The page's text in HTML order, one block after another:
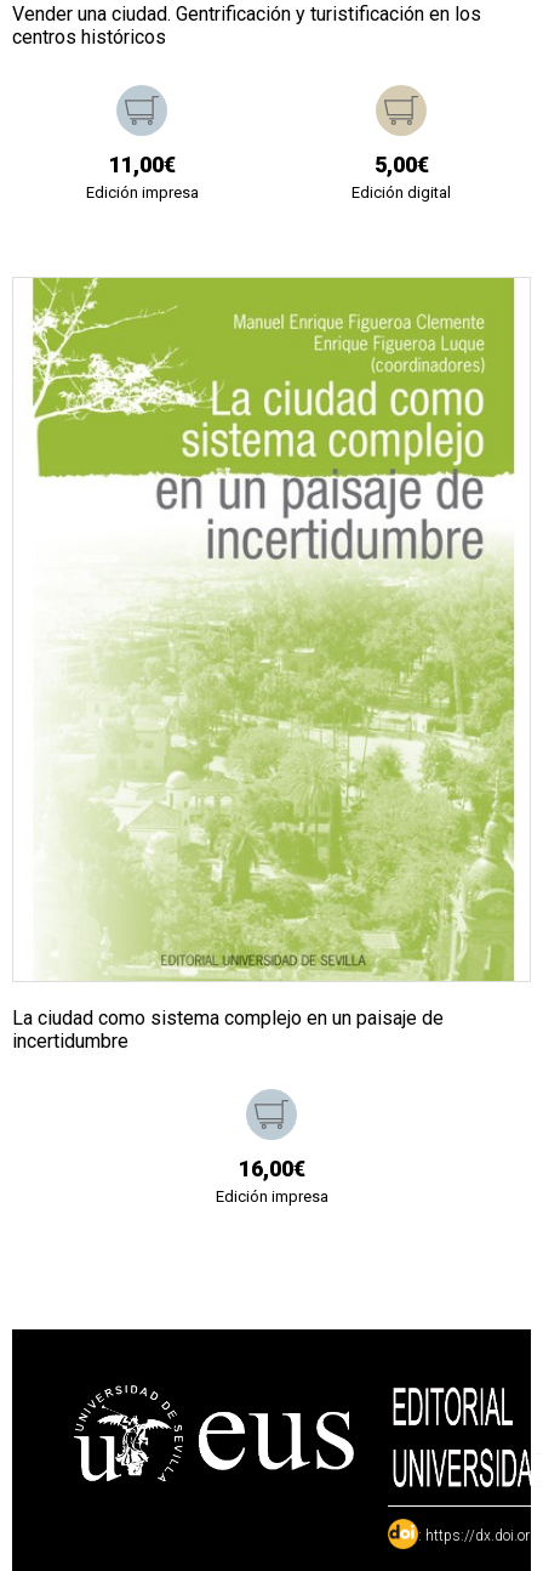
Vender una ciudad. Gentrificación y turistificación en los
centros históricos
11,00€
Edición impresa
5,00€
Edición digital
La ciudad como sistema complejo en un paisaje de
incertidumbre
16,00€
Edición impresa
: https://